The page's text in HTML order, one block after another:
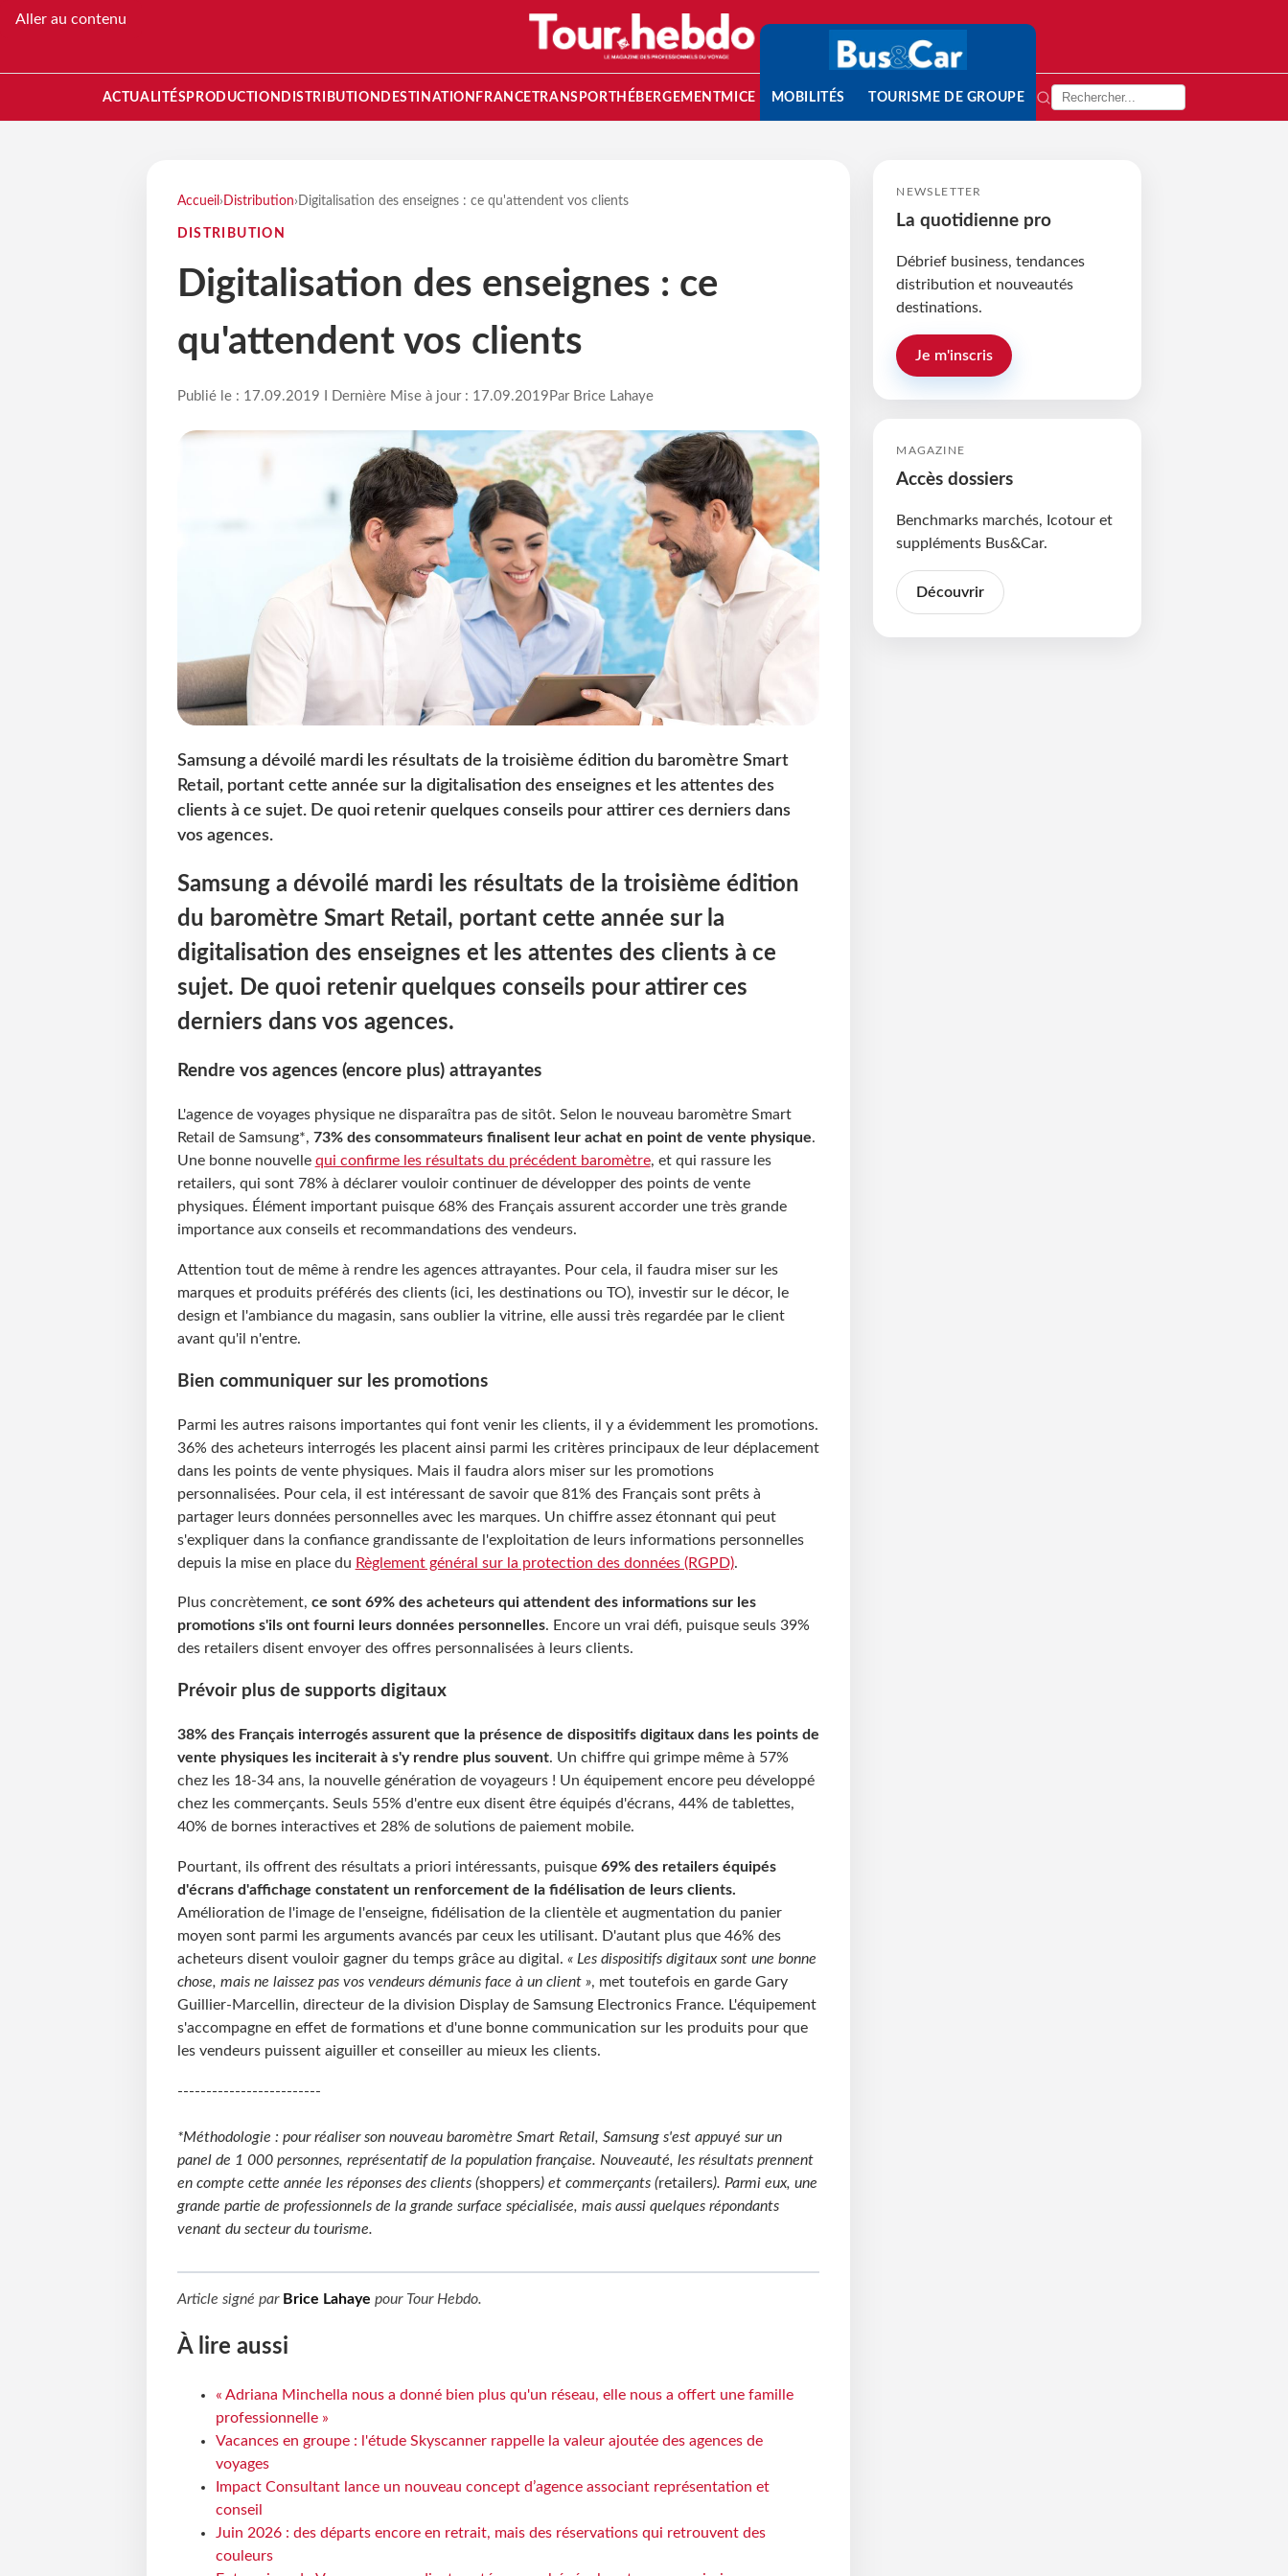
Aller au contenu
ACTUALITÉS PRODUCTION DISTRIBUTION DESTINATION FRANCETRANSPORT HÉBERGEMENTMICE MOBILITÉS TOURISME DE GROUPE
Accueil › Distribution› Digitalisation des enseignes : ce qu'attendent vos clients
DISTRIBUTION
Digitalisation des enseignes : ce
qu'attendent vos clients
Publié le : 17.09.2019 I Dernière Mise à jour : 17.09.2019 Par Brice Lahaye
Samsung a dévoilé mardi les résultats de la troisième édition du baromètre Smart
Retail, portant cette année sur la digitalisation des enseignes et les attentes des
clients à ce sujet. De quoi retenir quelques conseils pour attirer ces derniers dans
vos agences.
Samsung a dévoilé mardi les résultats de la troisième édition
du baromètre Smart Retail, portant cette année sur la
digitalisation des enseignes et les attentes des clients à ce
sujet. De quoi retenir quelques conseils pour attirer ces
derniers dans vos agences.
Rendre vos agences (encore plus) attrayantes
L'agence de voyages physique ne disparaîtra pas de sitôt. Selon le nouveau baromètre Smart
Retail de Samsung*, 73% des consommateurs finalisent leur achat en point de vente physique.
Une bonne nouvelle qui confirme les résultats du précédent baromètre, et qui rassure les
retailers, qui sont 78% à déclarer vouloir continuer de développer des points de vente
physiques. Élément important puisque 68% des Français assurent accorder une très grande
importance aux conseils et recommandations des vendeurs.
Attention tout de même à rendre les agences attrayantes. Pour cela, il faudra miser sur les
marques et produits préférés des clients (ici, les destinations ou TO), investir sur le décor, le
design et l'ambiance du magasin, sans oublier la vitrine, elle aussi très regardée par le client
avant qu'il n'entre.
Bien communiquer sur les promotions
Parmi les autres raisons importantes qui font venir les clients, il y a évidemment les promotions.
36% des acheteurs interrogés les placent ainsi parmi les critères principaux de leur déplacement
dans les points de vente physiques. Mais il faudra alors miser sur les promotions
personnalisées. Pour cela, il est intéressant de savoir que 81% des Français sont prêts à
partager leurs données personnelles avec les marques. Un chiffre assez étonnant qui peut
s'expliquer dans la confiance grandissante de l'exploitation de leurs informations personnelles
depuis la mise en place du Règlement général sur la protection des données (RGPD).
Plus concrètement, ce sont 69% des acheteurs qui attendent des informations sur les
promotions s'ils ont fourni leurs données personnelles. Encore un vrai défi, puisque seuls 39%
des retailers disent envoyer des offres personnalisées à leurs clients.
Prévoir plus de supports digitaux
38% des Français interrogés assurent que la présence de dispositifs digitaux dans les points de
vente physiques les inciterait à s'y rendre plus souvent. Un chiffre qui grimpe même à 57%
chez les 18-34 ans, la nouvelle génération de voyageurs ! Un équipement encore peu développé
chez les commerçants. Seuls 55% d'entre eux disent être équipés d'écrans, 44% de tablettes,
40% de bornes interactives et 28% de solutions de paiement mobile.
Pourtant, ils offrent des résultats a priori intéressants, puisque 69% des retailers équipés
d'écrans d'affichage constatent un renforcement de la fidélisation de leurs clients.
Amélioration de l'image de l'enseigne, fidélisation de la clientèle et augmentation du panier
moyen sont parmi les arguments avancés par ceux les utilisant. D'autant plus que 46% des
acheteurs disent vouloir gagner du temps grâce au digital. « Les dispositifs digitaux sont une bonne
chose, mais ne laissez pas vos vendeurs démunis face à un client », met toutefois en garde Gary
Guillier-Marcellin, directeur de la division Display de Samsung Electronics France. L'équipement
s'accompagne en effet de formations et d'une bonne communication sur les produits pour que
les vendeurs puissent aiguiller et conseiller au mieux les clients.
-------------------------
*Méthodologie : pour réaliser son nouveau baromètre Smart Retail, Samsung s'est appuyé sur un
panel de 1 000 personnes, représentatif de la population française. Nouveauté, les résultats prennent
en compte cette année les réponses des clients (shoppers) et commerçants (retailers). Parmi eux, une
grande partie de professionnels de la grande surface spécialisée, mais aussi quelques répondants
venant du secteur du tourisme.
Article signé par Brice Lahaye pour Tour Hebdo.
À lire aussi
« Adriana Minchella nous a donné bien plus qu'un réseau, elle nous a offert une famille
professionnelle »
Vacances en groupe : l'étude Skyscanner rappelle la valeur ajoutée des agences de
voyages
Impact Consultant lance un nouveau concept d’agence associant représentation et
conseil
Juin 2026 : des départs encore en retrait, mais des réservations qui retrouvent des
couleurs
NEWSLETTER
La quotidienne pro
Débrief business, tendances
distribution et nouveautés
destinations.
Je m'inscris
MAGAZINE
Accès dossiers
Benchmarks marchés, Icotour et
suppléments Bus&Car.
Découvrir